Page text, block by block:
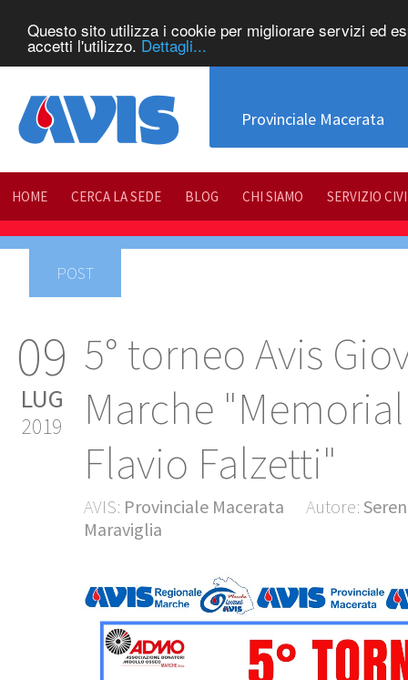
Questo sito utilizza i cookie per migliorare servizi ed
accetti l'utilizzo. Dettagli...
Provinciale Macerata
HOME CERCA LA SEDE BLOG CHI SIAMO SERVIZIO
POST
09
LUG
2019
5° torneo Avis
Marche "Memorial
Flavio Falzetti"
AVIS: Provinciale Macerata Autore:
Maraviglia